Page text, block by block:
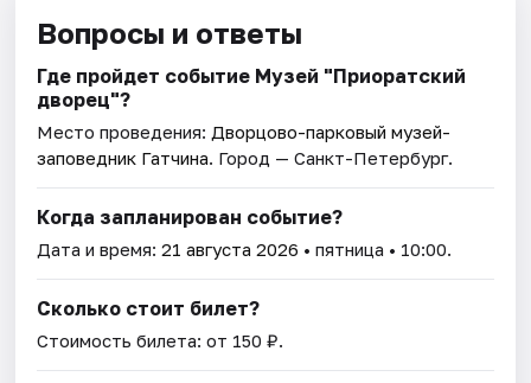
Вопросы и ответы
Где пройдет событие Музей "Приоратский
дворец"?
Место проведения: Дворцово-парковый музей-
заповедник Гатчина. Город — Санкт-Петербург.
Когда запланирован событие?
Дата и время:21 августа 2026 • пятница • 10:00.
Сколько стоит билет?
Стоимость билета: от 150 ₽.